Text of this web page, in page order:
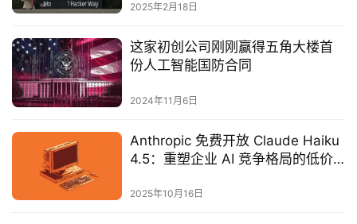
2025年2月18日
这家初创公司刚刚赢得五角大楼首
份人工智能国防合同
2024年11月6日
Anthropic 免费开放 Claude Haiku
4.5：重塑企业 AI 竞争格局的低价
2025年10月16日